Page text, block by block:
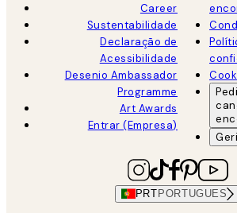
Career
Sustentabilidade
Declaração de
Acessibilidade
Desenio Ambassador
Programme
Art Awards
Entrar (Empresa)
PRT PORTUGUES